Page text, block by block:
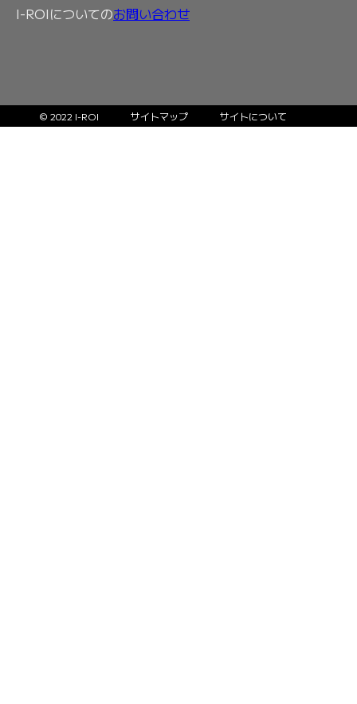
I-ROIについてのお問い合わせ
© 2022 I-ROI サイトマップ サイトについて